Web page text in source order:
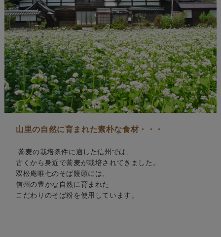
山里の自然に育まれた素朴な食材・・・
蕎麦の栽培条件に適した信州では、
古くから身近で蕎麦が栽培されてきました。
双松庵唯七のそば饅頭には、
信州の豊かな自然に育まれた
こだわりのそば粉を使用しています。